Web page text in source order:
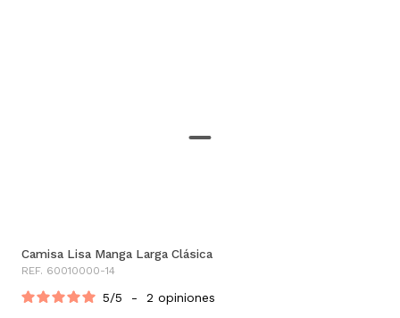
Camisa Lisa Manga Larga Clásica
REF. 60010000-14
5/5 - 2 opiniones